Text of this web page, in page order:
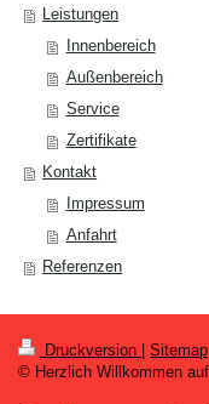
Leistungen
Innenbereich
Außenbereich
Service
Zertifikate
Kontakt
Impressum
Anfahrt
Referenzen
Druckversion | Sitemap
© Herzlich Willkommen